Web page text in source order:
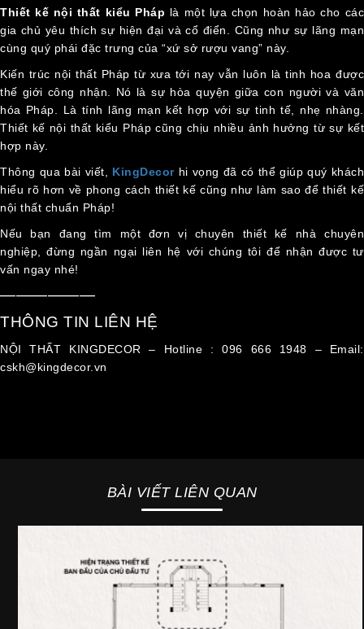
Thiết kế nội thất kiểu Pháp là một lựa chọn hoàn hảo cho các
gia chủ yêu thích sự hiện đại và cổ điển. Cũng như sự lãng mạn
cùng quý phái đặc trưng của “xứ sở rượu vang” này.
Kiến trúc nội thất Pháp từ xưa tới nay vẫn luôn là tinh hoa được
thế giới công nhận. Nó là sự hòa quyện giữa con người và văn
hóa Pháp. Là tính lãng mạn kết hợp với sự tinh tế, nhẹ nhàng.
Thiết kế nội thất kiểu Pháp cũng chịu nhiều ảnh hưởng từ sự kết
hợp này.
Thông qua bài viết, KingDecorhi vọng đã có thể giúp quý khách
hiểu rõ hơn về phong cách thiết kế cũng như làm sao để thiết kế
nội thất chuẩn Pháp!
Nếu bạn đang tìm một đơn vị chuyên thiết kế nhà chuyên
nghiệp, đừng ngần ngại liên hệ với chúng tôi để nhận được tư
vấn ngay nhé!
——————
THÔNG TIN LIÊN HỆ
NỘI THẤT KINGDECOR – Hotline : 096 666 1948 – Email:
cskh@kingdecor.vn
BÀI VIẾT LIÊN QUAN